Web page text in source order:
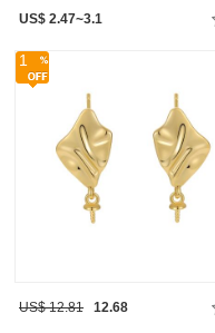
US$ 2.47~3.1
1
US$ 12.81 12.68